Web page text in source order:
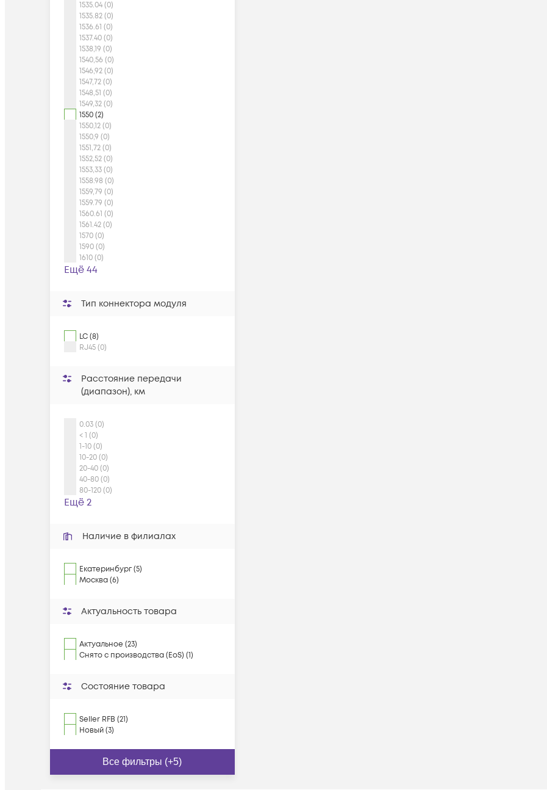
1535.04 (0)
1535.82 (0)
1536.61 (0)
1537.40 (0)
1538,19 (0)
1540,56 (0)
1546,92 (0)
1547,72 (0)
1548,51 (0)
1549,32 (0)
1550 (2)
1550,12 (0)
1550,9 (0)
1551,72 (0)
1552,52 (0)
1553,33 (0)
1558.98 (0)
1559,79 (0)
1559.79 (0)
1560.61 (0)
1561.42 (0)
1570 (0)
1590 (0)
1610 (0)
Ещё 44
Тип коннектора модуля
LC (8)
RJ45 (0)
Расстояние передачи
(диапазон), км
0.03 (0)
< 1 (0)
1-10 (0)
10-20 (0)
20-40 (0)
40-80 (0)
80-120 (0)
Ещё 2
Наличие в филиалах
Екатеринбург (5)
Москва (6)
Актуальность товара
Актуальное (23)
Снято с производства (EoS) (1)
Состояние товара
Seller RFB (21)
Новый (3)
Все фильтры (+5)